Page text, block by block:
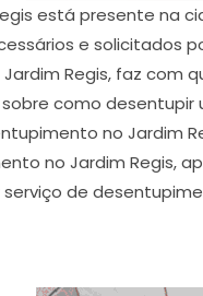
está presente na
e solicitados
Regis, faz com
como
no Jardim
no Jardim Regis,
de